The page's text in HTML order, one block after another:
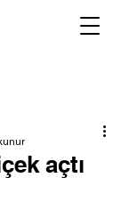
açtı